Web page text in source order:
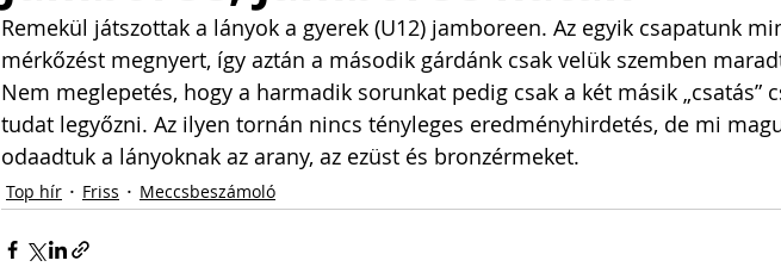
Remekül játszottak a lányok a gyerek (U12) jamboreen. Az egyik csapatunk
mérkőzést megnyert, így aztán a második gárdánk csak velük szemben
Nem meglepetés, hogy a harmadik sorunkat pedig csak a két másik „csatás”
tudat legyőzni. Az ilyen tornán nincs tényleges eredményhirdetés, de mi
odaadtuk a lányoknak az arany, az ezüst és bronzérmeket.
Top hír Friss Meccsbeszámoló